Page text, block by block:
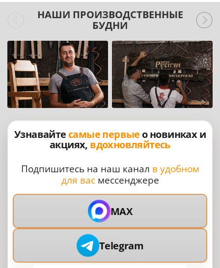
НАШИ ПРОИЗВОДСТВЕННЫЕ
БУДНИ
Узнавайте самые первые о новинках и
акциях, вдохновляйтесь
Подпишитесь на наш канал в удобном
для васмессенджере
MAX
Telegram